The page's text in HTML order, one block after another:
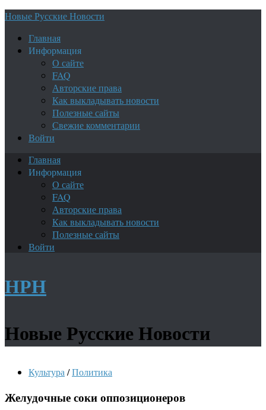
Новые Русские Новости
Главная
Информация
О сайте
FAQ
Авторские права
Как выкладывать новости
Полезные сайты
Свежие комментарии
Войти
Главная
Информация
О сайте
FAQ
Авторские права
Как выкладывать новости
Полезные сайты
Войти
НРН
Новые Русские Новости
Культура /Политика
Желудочные соки оппозиционеров